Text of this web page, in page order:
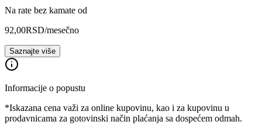
Na rate bez kamate od
92,00RSD/mesečno
Saznajte više
Informacije o popustu
*Iskazana cena važi za online kupovinu, kao i za kupovinu u
prodavnicama za gotovinski način plaćanja sa dospećem odmah.